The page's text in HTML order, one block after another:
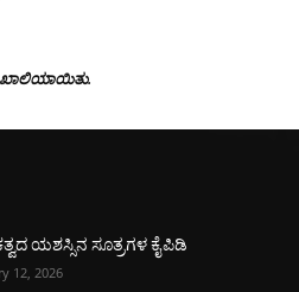
ಖಾಲಿಯಾಯಿತು.
ಯಶಸ್ಸಿನ ಸೂತ್ರಗಳ ಕೈಪಿಡಿ
12, 2026